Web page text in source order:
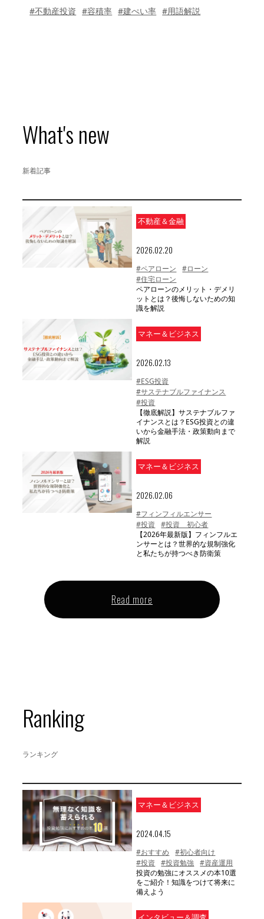
#不動産投資 #容積率 #建ぺい率 #用語解説
What's new
新着記事
不動産＆金融
2026.02.20
#ペアローン
#ローン
#住宅ローン
ペアローンのメリット・デメリ
ットとは？後悔しないための知
識を解説
マネー＆ビジネス
2026.02.13
#ESG投資
#サステナブルファイナンス
#投資
【徹底解説】サステナブルファ
イナンスとは？ESG投資との違
いから金融手法・政策動向まで
解説
マネー＆ビジネス
2026.02.06
#フィンフィルエンサー
#投資
#投資 初心者
【2026年最新版】フィンフルエ
ンサーとは？世界的な規制強化
と私たちが持つべき防衛策
Read more
Ranking
ランキング
マネー＆ビジネス
2024.04.15
#おすすめ
#初心者向け
#投資
#投資勉強
#資産運用
投資の勉強にオススメの本10選
をご紹介！知識をつけて将来に
備えよう